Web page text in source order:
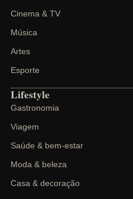
Cinema & TV
Música
Artes
Esporte
Lifestyle
Gastronomia
Viagem
Saúde & bem-estar
Moda & beleza
Casa & decoração